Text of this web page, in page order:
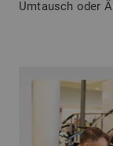
Umtausch oder